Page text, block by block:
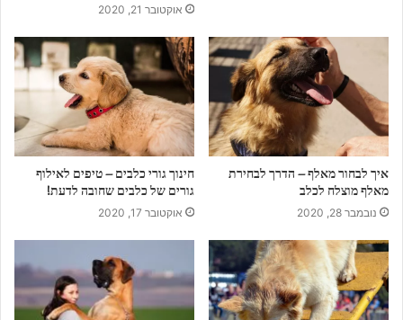
אוקטובר 21, 2020
איך לבחור מאלף – הדרך לבחירת
מאלף מוצלח לכלב
נובמבר 28, 2020
חינוך גורי כלבים – טיפים לאילוף
גורים של כלבים שחובה לדעת!
אוקטובר 17, 2020